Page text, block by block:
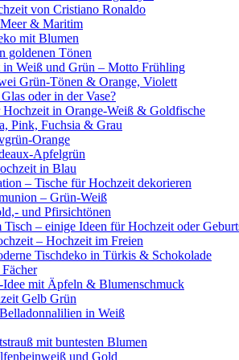
von Cristiano Ronaldo
& Maritim
mit Blumen
goldenen Tönen
in Weiß und Grün – Motto Frühling
Grün-Tönen & Orange, Violett
oder in der Vase?
in Orange-Weiß & Goldfische
Pink, Fuchsia & Grau
Orange
Apfelgrün
in Blau
– Tische für Hochzeit dekorieren
– Grün-Weiß
und Pfirsichtönen
Tisch – einige Ideen für Hochzeit oder
– Hochzeit im Freien
Tischdeko in Türkis & Schokolade
mit Äpfeln & Blumenschmuck
Gelb Grün
in Weiß
mit buntesten Blumen
und Gold